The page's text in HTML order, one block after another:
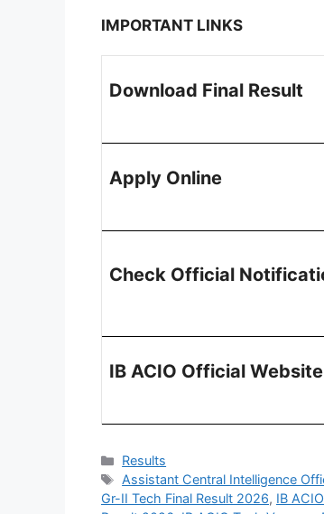
IMPORTANT LINKS
Download Final Result
Apply Online
Check Official
IB ACIO Official Website
Results
Assistant Central Intelligence
Gr-II Tech Final Result 2026, IB